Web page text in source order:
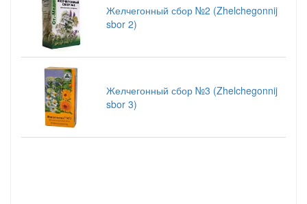
Желчегонный сбор №2 (Zhelchegonnij
sbor 2)
Желчегонный сбор №3 (Zhelchegonnij
sbor 3)